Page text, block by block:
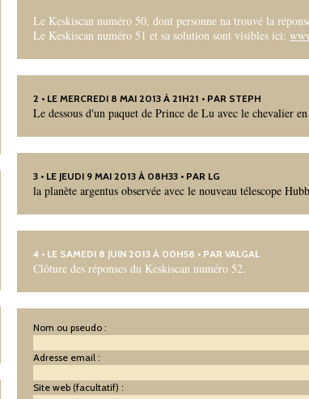
Le Keskiscan numéro 50, dont personne na trouvé la
Le Keskiscan numéro 51 et sa solution sont visibles ici:
2 • LE MERCREDI 8 MAI 2013 À 21H21 • PAR STEPH
Le dessous d'un paquet de Prince de Lu avec le chevalier
3 • LE JEUDI 9 MAI 2013 À 08H33 • PAR LG
la planète argentus observée avec le nouveau télescope
4 • LE SAMEDI 8 JUIN 2013 À 00H58 • PAR VALGAL
Clôture des réponses du Keskiscan numéro 52.
Nom ou pseudo :
Adresse email :
Site web (facultatif) :